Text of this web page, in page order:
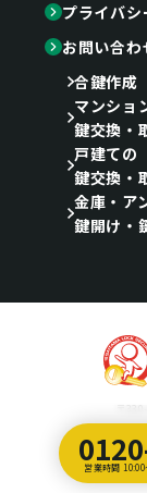
営業時間
プライバシ
お問い合わ
合鍵作成
マンショ
鍵交換・
戸建ての
鍵交換・
金庫・ア
鍵開け・
〒
埼玉のホー